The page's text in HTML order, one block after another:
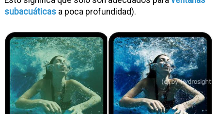
subacuáticasa poca profundidad).